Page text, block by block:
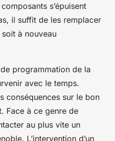
s’épuisent
il suffit de les remplacer
à nouveau
programmation de la
avec le temps.
conséquences sur le bon
Face à ce genre de
au plus vite un
L’intervention d’un